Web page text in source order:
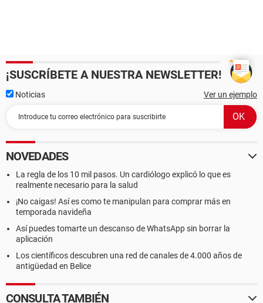
¡SUSCRÍBETE A NUESTRA NEWSLETTER!
Noticias Ver un ejemplo
NOVEDADES
La regla de los 10 mil pasos. Un cardiólogo explicó lo que es
realmente necesario para la salud
¡No caigas! Así es como te manipulan para comprar más en
temporada navideña
Así puedes tomarte un descanso de WhatsApp sin borrar la
aplicación
Los científicos descubren una red de canales de 4.000 años de
antigüedad en Belice
CONSULTA TAMBIÉN